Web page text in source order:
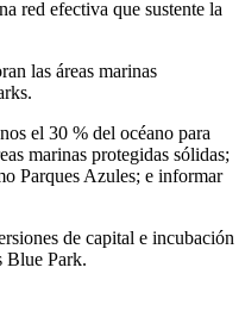
red efectiva que sustente la
las áreas marinas
el 30 % del océano para
marinas protegidas sólidas;
Parques Azules; e informar
de capital e incubación
Blue Park.